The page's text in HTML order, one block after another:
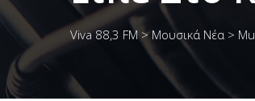
Viva 88,3 FM> Μουσικά Νέα >